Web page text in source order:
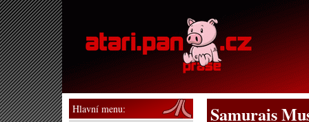
Samurais
Hlavní menu: